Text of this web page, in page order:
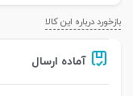
بازخورد درباره این کالا
آماده ارسال